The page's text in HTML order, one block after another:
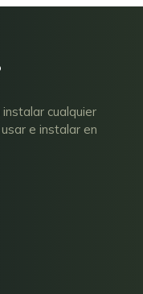
cualquier
e instalar en